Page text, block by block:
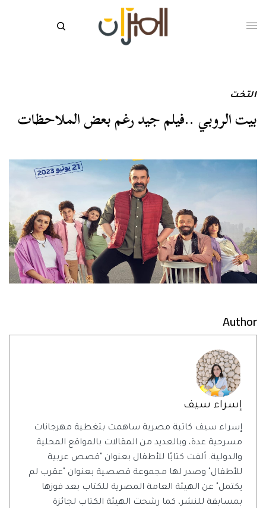
التخت
بيت الروبي ..فيلم جيد رغم بعض الملاحظات
Author
إسراء سيف
إسراء سيف كاتبة مصرية ساهمت بتغطية مهرجانات
مسرحية عدة، وبالعديد من المقالات بالمواقع المحلية
والدولية. ألفت كتابًا للأطفال بعنوان "قصص عربية
للأطفال" وصدر لها مجموعة قصصية بعنوان "عقرب لم
يكتمل" عن الهيئة العامة المصرية للكتاب بعد فوزها
بمسابقة للنشر، كما رشحت الهيئة الكتاب لجائزة